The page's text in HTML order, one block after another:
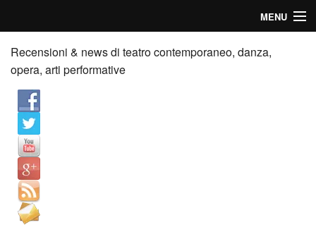
MENU
Home
Recensioni
Anticipazioni
News
Palazzi consiglia
Video
Recensioni & news di teatro contemporaneo, danza,
opera, arti performative